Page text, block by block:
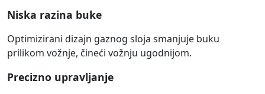
Niska razina buke
Optimizirani dizajn gaznog sloja smanjuje buku
prilikom vožnje, čineći vožnju ugodnijom.
Precizno upravljanje